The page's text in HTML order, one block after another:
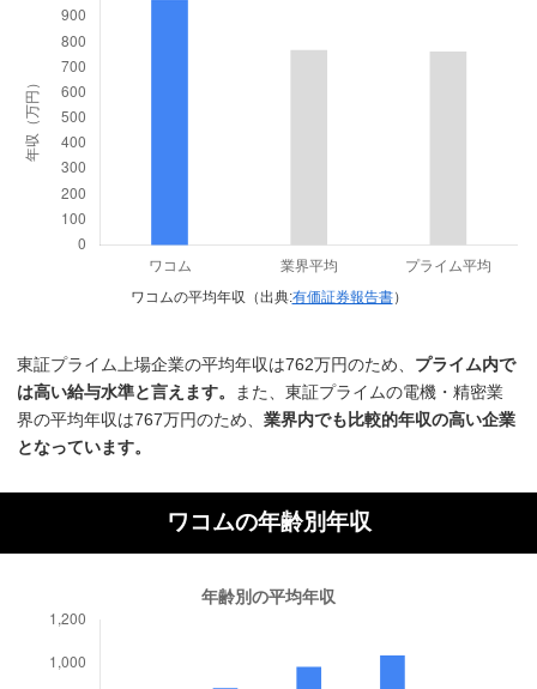
ワコムの平均年収（出典:有価証券報告書）
東証プライム上場企業の平均年収は762万円のため、 プライム内で
は高い給与水準と言えます。
また、東証プライムの電機・精密業
界の平均年収は767万円のため、業界内でも比較的年収の高い企業
となっています。
ワコムの年齢別年収